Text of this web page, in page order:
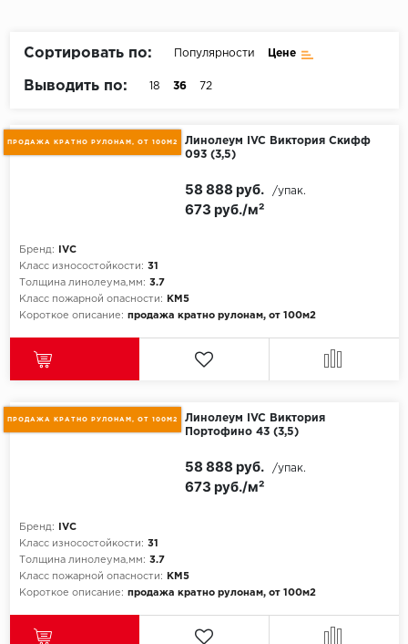
CronaFloor
Dolce Flooring
Сортировать по: Популярности Цене
Выводить по: 18 36 72
ПРОДАЖА КРАТНО РУЛОНАМ, ОТ 100М2
Линолеум IVC Виктория Скифф
093 (3,5)
Бренд:
IVC
Класс износостойкости: 31
Толщина линолеума,мм: 3.7
Класс пожарной опасности:
КМ5
Короткое описание: продажа кратно рулонам, от 100м2
673 руб./м²
58 888 руб. /упак.
ПРОДАЖА КРАТНО РУЛОНАМ, ОТ 100М2
Линолеум IVC Виктория
Портофино 43 (3,5)
Бренд:
IVC
Класс износостойкости: 31
Толщина линолеума,мм: 3.7
Класс пожарной опасности:
КМ5
Короткое описание: продажа кратно рулонам, от 100м2
673 руб./м²
58 888 руб. /упак.